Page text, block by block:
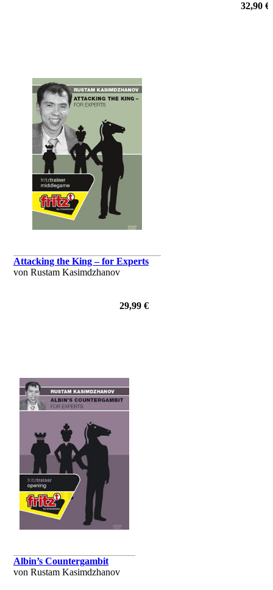
32,90 €
Attacking the King – for Experts
von Rustam Kasimdzhanov
29,99 €
Albin’s Countergambit
von Rustam Kasimdzhanov